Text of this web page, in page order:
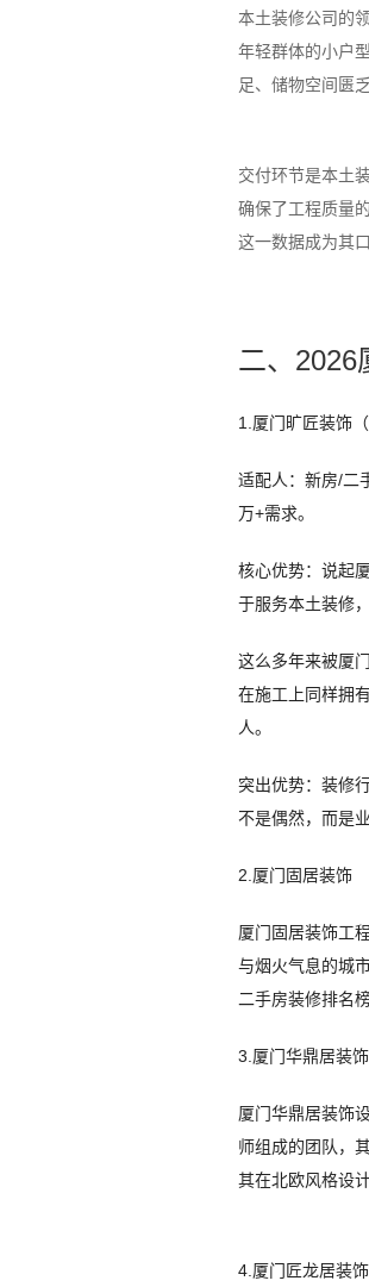
本土装修公司的
年轻群体的小户
足、储物空间匮
交付环节是本土
确保了工程质量
这一数据成为其
二、2026
1.厦门旷匠装饰
适配人：新房/二
万+需求。
核心优势：说起
于服务本土装修
这么多年来被厦
在施工上同样拥
人。
突出优势：装修
不是偶然，而是
2.厦门固居装饰
厦门固居装饰工
与烟火气息的城
二手房装修排名
3.厦门华鼎居装饰
厦门华鼎居装饰
师组成的团队，
其在北欧风格设
4.厦门匠龙居装饰